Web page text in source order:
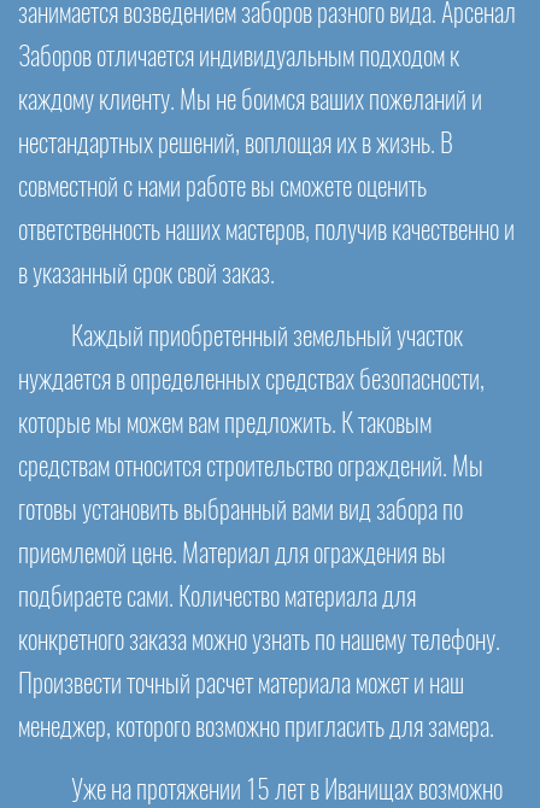
занимается возведением заборов разного вида. Арсенал
Заборов отличается индивидуальным подходом к
каждому клиенту. Мы не боимся ваших пожеланий и
нестандартных решений, воплощая их в жизнь. В
совместной с нами работе вы сможете оценить
ответственность наших мастеров, получив качественно и
в указанный срок свой заказ.
Каждый приобретенный земельный участок
нуждается в определенных средствах безопасности,
которые мы можем вам предложить. К таковым
средствам относится строительство ограждений. Мы
готовы установить выбранный вами вид забора по
приемлемой цене. Материал для ограждения вы
подбираете сами. Количество материала для
конкретного заказа можно узнать по нашему телефону.
Произвести точный расчет материала может и наш
менеджер, которого возможно пригласить для замера.
Уже на протяжении 15 лет в Иванищах возможно